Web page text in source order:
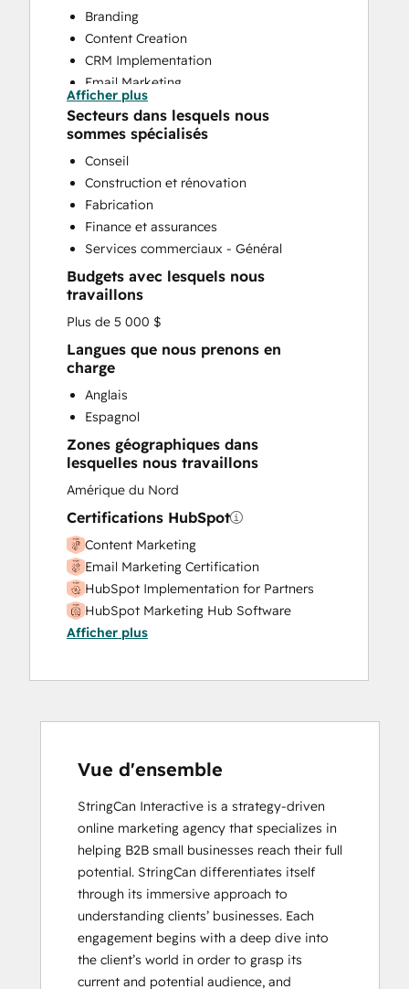
Branding
Content Creation
CRM Implementation
Email Marketing
Paid Advertising
Sales and Marketing Alignment
Afficher plus
Secteurs dans lesquels nous
sommes spécialisés
Conseil
Construction et rénovation
Fabrication
Finance et assurances
Services commerciaux - Général
Budgets avec lesquels nous
travaillons
Plus de 5 000 $
Langues que nous prenons en
charge
Anglais
Espagnol
Zones géographiques dans
lesquelles nous travaillons
Amérique du Nord
Certifications HubSpot
Content Marketing
Email Marketing Certification
HubSpot Implementation for Partners
HubSpot Marketing Hub Software
Certification
Inbound
Inbound Sales
Social Media Marketing Certification
Afficher plus
Vue d'ensemble
StringCan Interactive is a strategy-driven
online marketing agency that specializes in
helping B2B small businesses reach their full
potential. StringCan differentiates itself
through its immersive approach to
understanding clients’ businesses. Each
engagement begins with a deep dive into
the client’s world in order to grasp its
current and potential audience, and